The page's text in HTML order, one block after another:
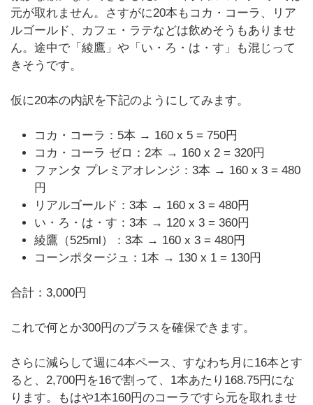
元が取れません。さすがに20本もコカ・コーラ、リア
ルゴールド、カフェ・ラテなどは飲めそうもありませ
ん。途中で「綾鷹」や「い・ろ・は・す」も混じって
きそうです。
仮に20本の内訳を下記のようにしてみます。
コカ・コーラ：5本 → 160 x 5 = 750円
コカ・コーラ ゼロ：2本 → 160 x 2 = 320円
ファンタ プレミアオレンジ：3本 → 160 x 3 = 480
円
リアルゴールド：3本 → 160 x 3 = 480円
い・ろ・は・す：3本 → 120 x 3 = 360円
綾鷹（525ml）：3本 → 160 x 3 = 480円
コーンポタージュ：1本 → 130 x 1 = 130円
合計：3,000円
これで何とか300円のプラスを確保できます。
さらに減らして週に4本ペース、すなわち月に16本とす
ると、2,700円を16で割って、1本あたり168.75円にな
ります。もはや1本160円のコーラですら元を取れませ